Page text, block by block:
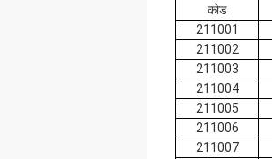
कोड
211001
211002
211003
211004
211005
211006
211007